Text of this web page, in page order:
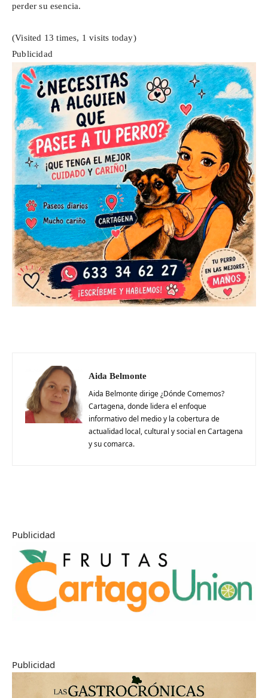
perder su esencia.
(Visited 13 times, 1 visits today)
Publicidad
Aida Belmonte
Aida Belmonte dirige ¿Dónde Comemos?
Cartagena, donde lidera el enfoque
informativo del medio y la cobertura de
actualidad local, cultural y social en Cartagena
y su comarca.
Publicidad
Publicidad